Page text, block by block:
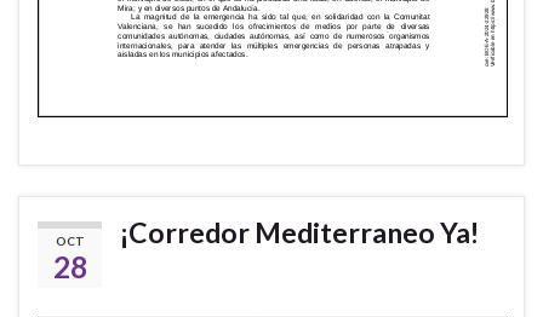
OCT
28
¡Corredor Mediterraneo Ya!